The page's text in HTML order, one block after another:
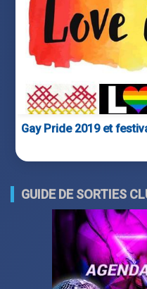
Gay Pride 2019 et
GUIDE DE SORTIES